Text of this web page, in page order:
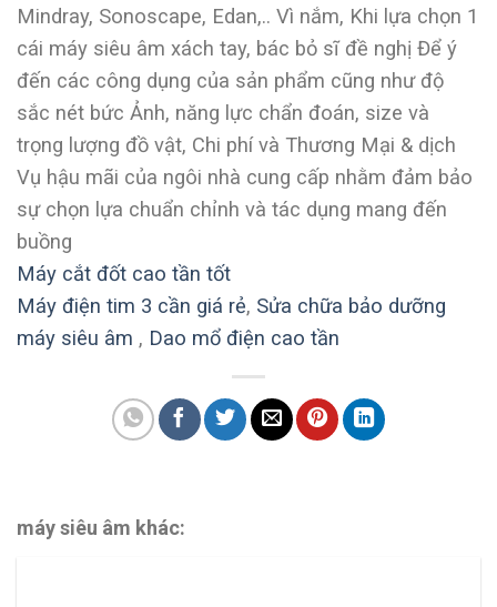
Mindray, Sonoscape, Edan,.. Vì nắm, Khi lựa chọn 1
cái máy siêu âm xách tay, bác bỏ sĩ đề nghị Để ý
đến các công dụng của sản phẩm cũng như độ
sắc nét bức Ảnh, năng lực chẩn đoán, size và
trọng lượng đồ vật, Chi phí và Thương Mại & dịch
Vụ hậu mãi của ngôi nhà cung cấp nhằm đảm bảo
sự chọn lựa chuẩn chỉnh và tác dụng mang đến
buồng
Máy cắt đốt cao tần tốt
Máy điện tim 3 cần giá rẻ, Sửa chữa bảo dưỡng
máy siêu âm , Dao mổ điện cao tần
máy siêu âm khác: